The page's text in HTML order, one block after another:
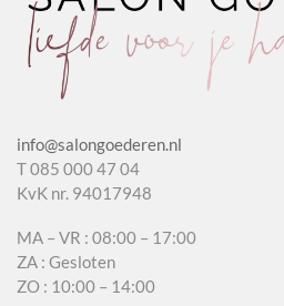
info@salongoederen.nl
T 085 000 47 04
KvK nr. 94017948
MA – VR : 08:00 – 17:00
ZA : Gesloten
ZO : 10:00 – 14:00